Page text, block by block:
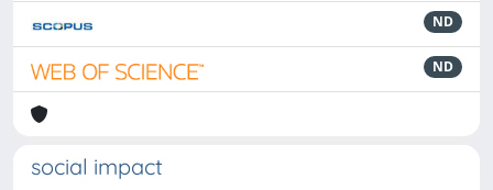
ND
ND
social impact